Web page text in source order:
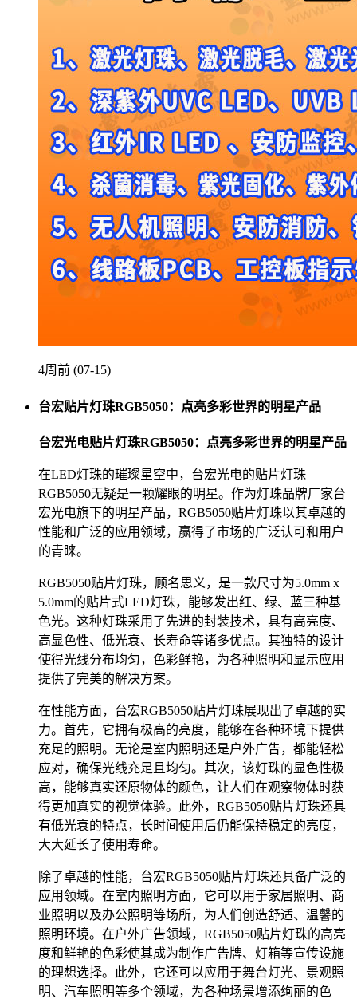
4周前 (07-15)
台宏贴片灯珠RGB5050：点亮多彩世界的明星产品
台宏光电贴片灯珠RGB5050：点亮多彩世界的明星产品
在LED灯珠的璀璨星空中，台宏光电的贴片灯珠
RGB5050无疑是一颗耀眼的明星。作为灯珠品牌厂家台
宏光电旗下的明星产品，RGB5050贴片灯珠以其卓越的
性能和广泛的应用领域，赢得了市场的广泛认可和用户
的青睐。
RGB5050贴片灯珠，顾名思义，是一款尺寸为5.0mm x
5.0mm的贴片式LED灯珠，能够发出红、绿、蓝三种基
色光。这种灯珠采用了先进的封装技术，具有高亮度、
高显色性、低光衰、长寿命等诸多优点。其独特的设计
使得光线分布均匀，色彩鲜艳，为各种照明和显示应用
提供了完美的解决方案。
在性能方面，台宏RGB5050贴片灯珠展现出了卓越的实
力。首先，它拥有极高的亮度，能够在各种环境下提供
充足的照明。无论是室内照明还是户外广告，都能轻松
应对，确保光线充足且均匀。其次，该灯珠的显色性极
高，能够真实还原物体的颜色，让人们在观察物体时获
得更加真实的视觉体验。此外，RGB5050贴片灯珠还具
有低光衰的特点，长时间使用后仍能保持稳定的亮度，
大大延长了使用寿命。
除了卓越的性能，台宏RGB5050贴片灯珠还具备广泛的
应用领域。在室内照明方面，它可以用于家居照明、商
业照明以及办公照明等场所，为人们创造舒适、温馨的
照明环境。在户外广告领域，RGB5050贴片灯珠的高亮
度和鲜艳的色彩使其成为制作广告牌、灯箱等宣传设施
的理想选择。此外，它还可以应用于舞台灯光、景观照
明、汽车照明等多个领域，为各种场景增添绚丽的色